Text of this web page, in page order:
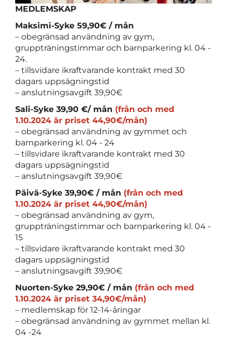
MEDLEMSKAP
Maksimi-Syke 59,90€ / mån
– obegränsad användning av gym,
gruppträningstimmar och barnparkering kl. 04 -
24.
– tillsvidare ikraftvarande kontrakt med 30
dagars uppsägningstid
– anslutningsavgift 39,90€
Sali-Syke 39,90 €/ mån (från och med
1.10.2024 är priset 44,90€/mån)
– obegränsad användning av gymmet och
barnparkering kl. 04 - 24
– tillsvidare ikraftvarande kontrakt med 30
dagars uppsägningstid
– anslutningsavgift 39,90€
Päivä-Syke 39,90€ / mån (från och med
1.10.2024 är priset 44,90€/mån)
– obegränsad användning av gym,
gruppträningstimmar och barnparkering kl. 04 -
15
– tillsvidare ikraftvarande kontrakt med 30
dagars uppsägningstid
– anslutningsavgift 39,90€
Nuorten-Syke 29,90€ / mån (från och med
1.10.2024 är priset 34,90€/mån)
– medlemskap för 12-14-åringar
– obegränsad användning av gymmet mellan kl.
04 -24